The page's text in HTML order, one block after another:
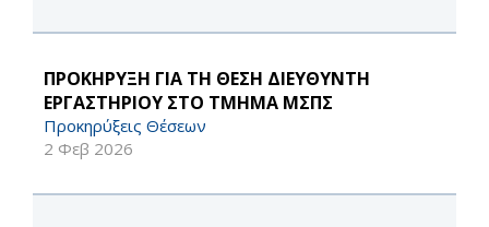
ΠΡΟΚΗΡΥΞΗ ΓΙΑ ΤΗ ΘΕΣΗ ΔΙΕΥΘΥΝΤΗ
ΕΡΓΑΣΤΗΡΙΟΥ ΣΤΟ ΤΜΗΜΑ ΜΣΠΣ
Προκηρύξεις Θέσεων
2 Φεβ 2026